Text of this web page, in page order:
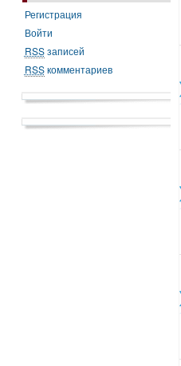
Регистрация
Войти
RSSзаписей
RSSкомментариев